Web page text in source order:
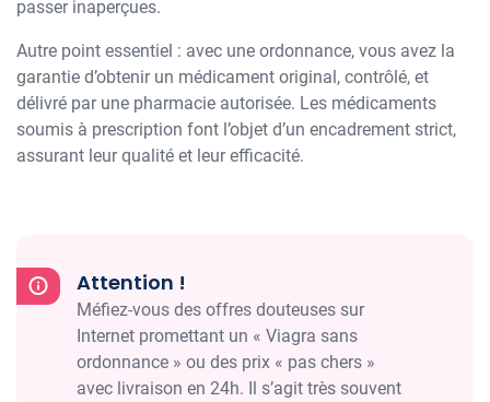
passer inaperçues.
Autre point essentiel : avec une ordonnance, vous avez la
garantie d’obtenir un médicament original, contrôlé, et
délivré par une pharmacie autorisée. Les médicaments
soumis à prescription font l’objet d’un encadrement strict,
assurant leur qualité et leur efficacité.
Attention !
Méfiez-vous des offres douteuses sur
Internet promettant un « Viagra sans
ordonnance » ou des prix « pas chers »
avec livraison en 24h. Il s’agit très souvent